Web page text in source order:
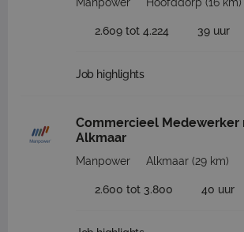
2.609 tot 4.224 39 uur
Job highlights
Commercieel Medewerker
Alkmaar
Manpower Alkmaar (29 km)
2.600 tot 3.800 40 uur